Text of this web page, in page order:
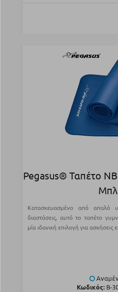
Pegasus® Ταπέτο
Κατασκευασμένο από απαλό
διαστάσεις, αυτό το ταπέτο
μία ιδανική επιλογή για ασκήσεις
Κωδικός:Β-